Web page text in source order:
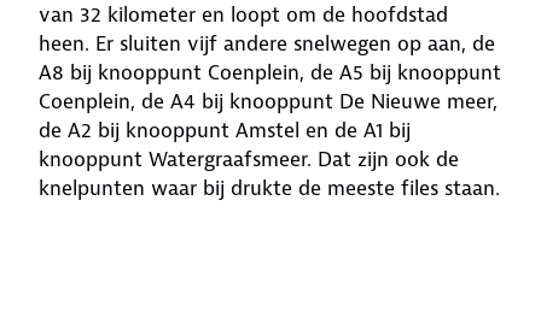
van 32 kilometer en loopt om de hoofdstad
heen. Er sluiten vijf andere snelwegen op aan, de
A8 bij knooppunt Coenplein, de A5 bij knooppunt
Coenplein, de A4 bij knooppunt De Nieuwe meer,
de A2 bij knooppunt Amstel en de A1 bij
knooppunt Watergraafsmeer. Dat zijn ook de
knelpunten waar bij drukte de meeste files staan.